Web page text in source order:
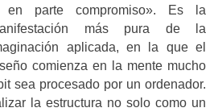
parte compromiso». Es la
más pura de la
aplicada, en la que el
comienza en la mente mucho
sea procesado por un ordenador.
la estructura no solo como un